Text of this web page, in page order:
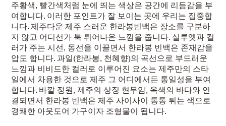
주황색, 빨간색처럼 눈에 띄는 색상은 공간에 리듬감을 부
여합니다. 이러한 포인트가 잘 보이는 곳에 우리는 집중합
니다. 제주다운 제주 스러운 한라봉빈백은 장소를 구분하
지 않고 어디선가 툭 튀어나온 느낌을 줍니다. 실루엣과 컬
러가 주는 시선, 동선을 이끌면서 한라봉 빈백은 존재감을
압도 합니다. 과일(한라봉, 천혜향)의 곡선으로 부드러운
느낌과 비비드한 컬러로 이루어진 요소는 제주만의 스타
일에서 차용한 것으로 제주 그 어디에서든 통일성을 부여
합니다. 바깥 정원, 제주의 상징 현무암, 옥색의 바다와 연
결되면서 한라봉 빈백은 제주 사이사이 통통 튀는 색으로
경쾌한 아웃도어 가구이자 조형물이 됩니다.